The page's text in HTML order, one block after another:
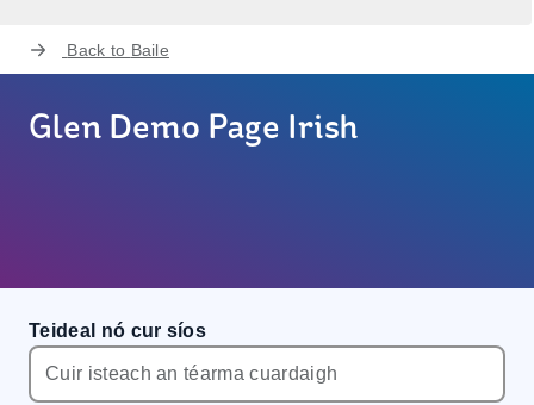
Back to Baile
Glen Demo Page Irish
Teideal nó cur síos